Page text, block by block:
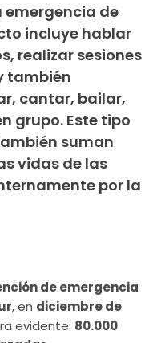
emergencia de
incluye hablar
realizar sesiones
también
cantar, bailar,
grupo. Este tipo
suman
vidas de las
por la
de emergencia
, en diciembre de
evidente: 80.000